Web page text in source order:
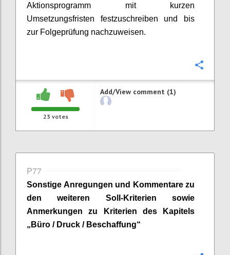
Aktionsprogramm mit kurzen
Umsetzungsfristen festzuschreiben und bis
zur Folgeprüfung nachzuweisen.
23 votes
Add/View comment (1)
P77
Sonstige Anregungen und Kommentare zu
den weiteren Soll-Kriterien sowie
Anmerkungen zu Kriterien des Kapitels
„ Büro / Druck / Beschaffung“